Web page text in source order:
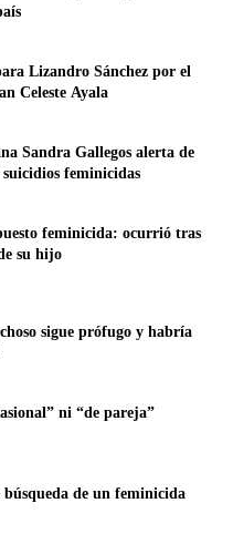
Lizandro Sánchez por el
Celeste Ayala
Sandra Gallegos alerta de
feminicidas
feminicida: ocurrió tras
su hijo
sigue prófugo y habría
ni “de pareja”
de un feminicida